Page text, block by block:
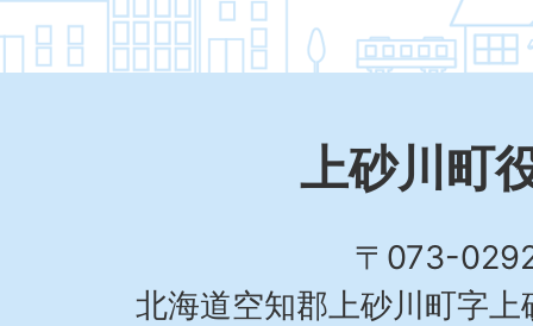
上砂川町
〒073-
北海道空知郡上砂川町字